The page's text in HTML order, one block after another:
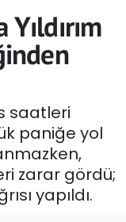
saatleri
paniğe yol
zarar gördü;
yapıldı.